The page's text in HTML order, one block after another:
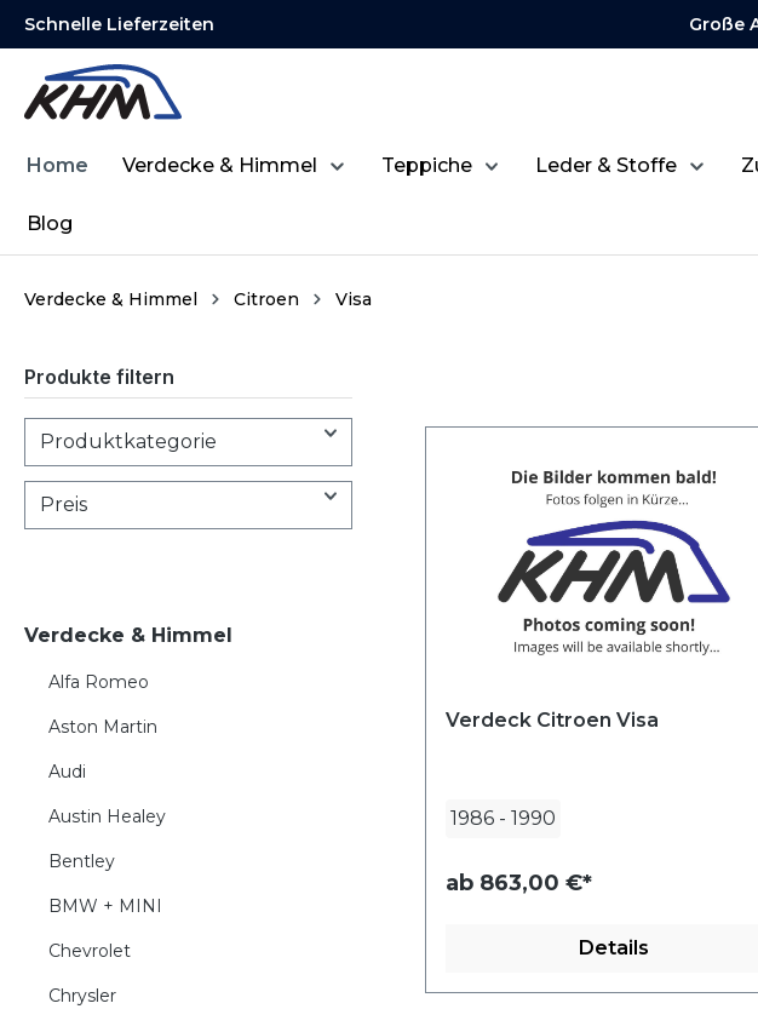
Zur Hauptnavigation springen
Schnelle Lieferzeiten Große
Home Verdecke & Himmel Teppiche Leder & Stoffe
Blog
Verdecke & Himmel Citroen Visa
Produkte filtern
Produktkategorie
Preis
Verdecke & Himmel
Alfa Romeo
Aston Martin
Audi
Austin Healey
Bentley
BMW + MINI
Chevrolet
Chrysler
Verdeck Citroen Visa
1986 - 1990
ab 863,00 €*
Details